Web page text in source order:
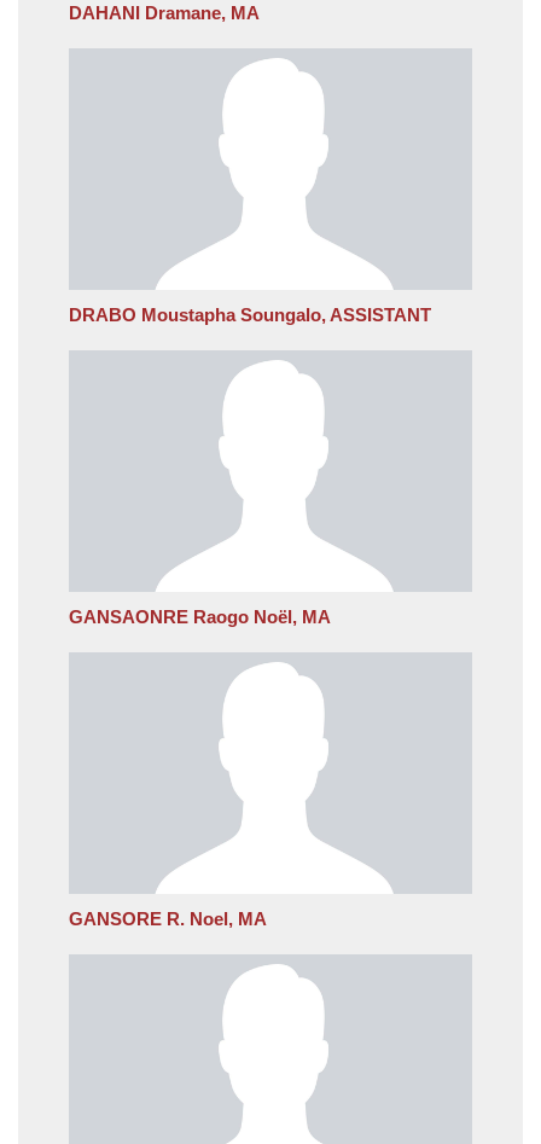
DAHANI Dramane, MA
DRABO Moustapha Soungalo, ASSISTANT
GANSAONRE Raogo Noël, MA
GANSORE R. Noel, MA